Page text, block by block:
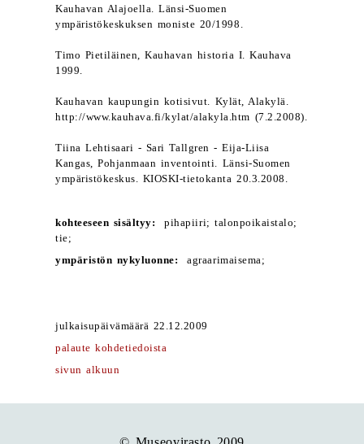
Kauhavan Alajoella. Länsi-Suomen
ympäristökeskuksen moniste 20/1998.
Timo Pietiläinen, Kauhavan historia I. Kauhava
1999.
Kauhavan kaupungin kotisivut. Kylät, Alakylä.
http://www.kauhava.fi/kylat/alakyla.htm (7.2.2008).
Tiina Lehtisaari - Sari Tallgren - Eija-Liisa
Kangas, Pohjanmaan inventointi. Länsi-Suomen
ympäristökeskus. KIOSKI-tietokanta 20.3.2008.
kohteeseen sisältyy: pihapiiri; talonpoikaistalo;
tie;
ympäristön nykyluonne: agraarimaisema;
julkaisupäivämäärä 22.12.2009
palaute kohdetiedoista
sivun alkuun